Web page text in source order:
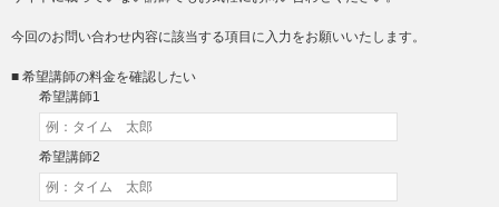
今回のお問い合わせ内容に該当する項目に入力をお願いいたします。
■ 希望講師の料金を確認したい
希望講師1
希望講師2